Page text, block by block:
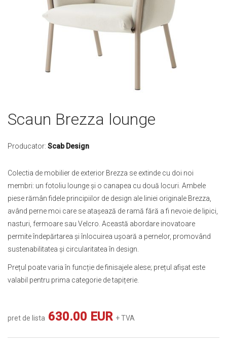
Scaun Brezza lounge
Producator: Scab Design
Colectia de mobilier de exterior Brezza se extinde cu doi noi
membri: un fotoliu lounge și o canapea cu două locuri. Ambele
piese rămân fidele principiilor de design ale liniei originale Brezza,
având perne moi care se atașează de ramă fără a fi nevoie de lipici,
nasturi, fermoare sau Velcro. Această abordare inovatoare
permite îndepărtarea și înlocuirea ușoară a pernelor, promovând
sustenabilitatea și circularitatea în design.
Prețul poate varia în funcție de finisajele alese; prețul afișat este
valabil pentru prima categorie de tapițerie.
pret de lista 630.00 EUR + TVA
Skip
to
beginning
images
gallery